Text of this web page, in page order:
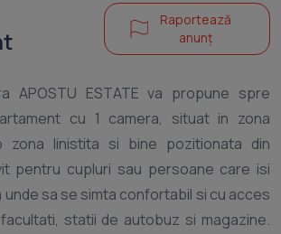
Raportează
anunț
APOSTU ESTATE va propune spre
cu 1 camera, situat in zona
zona linistita si bine pozitionata din
pentru cupluri sau persoane care isi
sa se simta confortabil si cu acces
statii de autobuz si magazine.